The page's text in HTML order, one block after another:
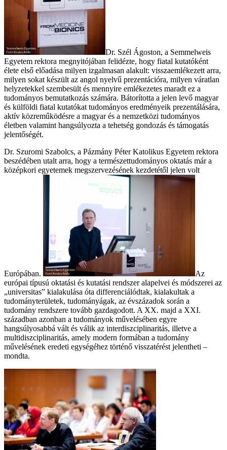
Dr. Szél Ágoston, a Semmelweis
Egyetem rektora megnyitójában felidézte, hogy fiatal kutatóként
élete első előadása milyen izgalmasan alakult: visszaemlékezett arra,
milyen sokat készült az angol nyelvű prezentációra, milyen váratlan
helyzetekkel szembesült és mennyire emlékezetes maradt ez a
tudományos bemutatkozás számára. Bátorította a jelen levő magyar
és külföldi fiatal kutatókat tudományos eredményeik prezentálására,
aktív közreműködésre a magyar és a nemzetközi tudományos
életben valamint hangsúlyozta a tehetség gondozás és támogatás
jelentőségét.
Dr. Szuromi Szabolcs, a Pázmány Péter Katolikus Egyetem rektora
beszédében utalt arra, hogy a természettudományos oktatás már a
középkori egyetemek megszervezésének kezdetétől jelen volt
Európában.
Az
európai típusú oktatási és kutatási rendszer alapelvei és módszerei az
„universitas” kialakulása óta differenciálódtak, kialakultak a
tudományterületek, tudományágak, az évszázadok során a
tudomány rendszere tovább gazdagodott. A XX. majd a XXI.
században azonban a tudományok művelésében egyre
hangsúlyosabbá vált és válik az interdiszciplinaritás, illetve a
multidiszciplinaritás, amely modern formában a tudomány
művelésének eredeti egységéhez történő visszatérést jelentheti –
mondta.